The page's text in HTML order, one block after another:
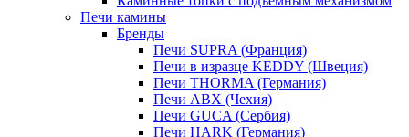
Печи камины
Бренды
Печи SUPRA (Франция)
Печи в изразце KEDDY (Швеция)
Печи THORMA (Германия)
Печи ABX (Чехия)
Печи GUCA (Сербия)
Печи HARK (Германия)